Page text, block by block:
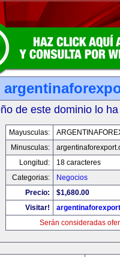
de este dominio lo
Mayusculas:
Minusculas:
Longitud:
18 caracteres
Categorias:
Negocios
Precio:
$1,680.00
Visitar!
Serán consideradas